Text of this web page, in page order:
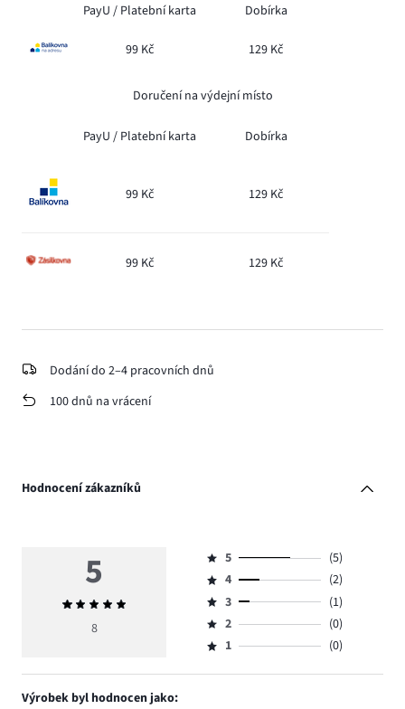
PayU / Platební karta Dobírka
99 Kč 129 Kč
Doručení na výdejní místo
PayU / Platební karta Dobírka
99 Kč 129 Kč
99 Kč 129 Kč
Dodání do 2–4 pracovních dnů
100 dnů na vrácení
Hodnocení zákazníků
5
Průměrné
hodnocení
8
Hodnocení
5,
počet
hlasů
5.
5
(5)
Hodnocení
4,
počet
hlasů
4
(2)
Hodnocení
3,
počet
3
(1)
Hodnocení
2,
2
(0)
Hodnocení
1,
1 (0)
Výrobek byl hodnocen jako: